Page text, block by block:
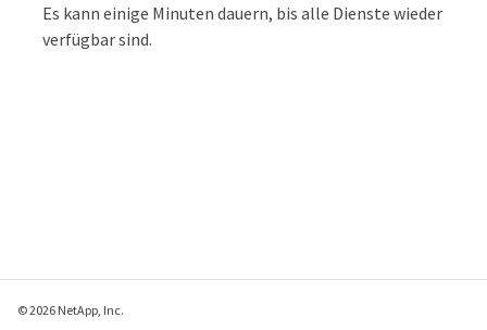
Es kann einige Minuten dauern, bis alle Dienste wieder
verfügbar sind.
© 2026 NetApp, Inc.